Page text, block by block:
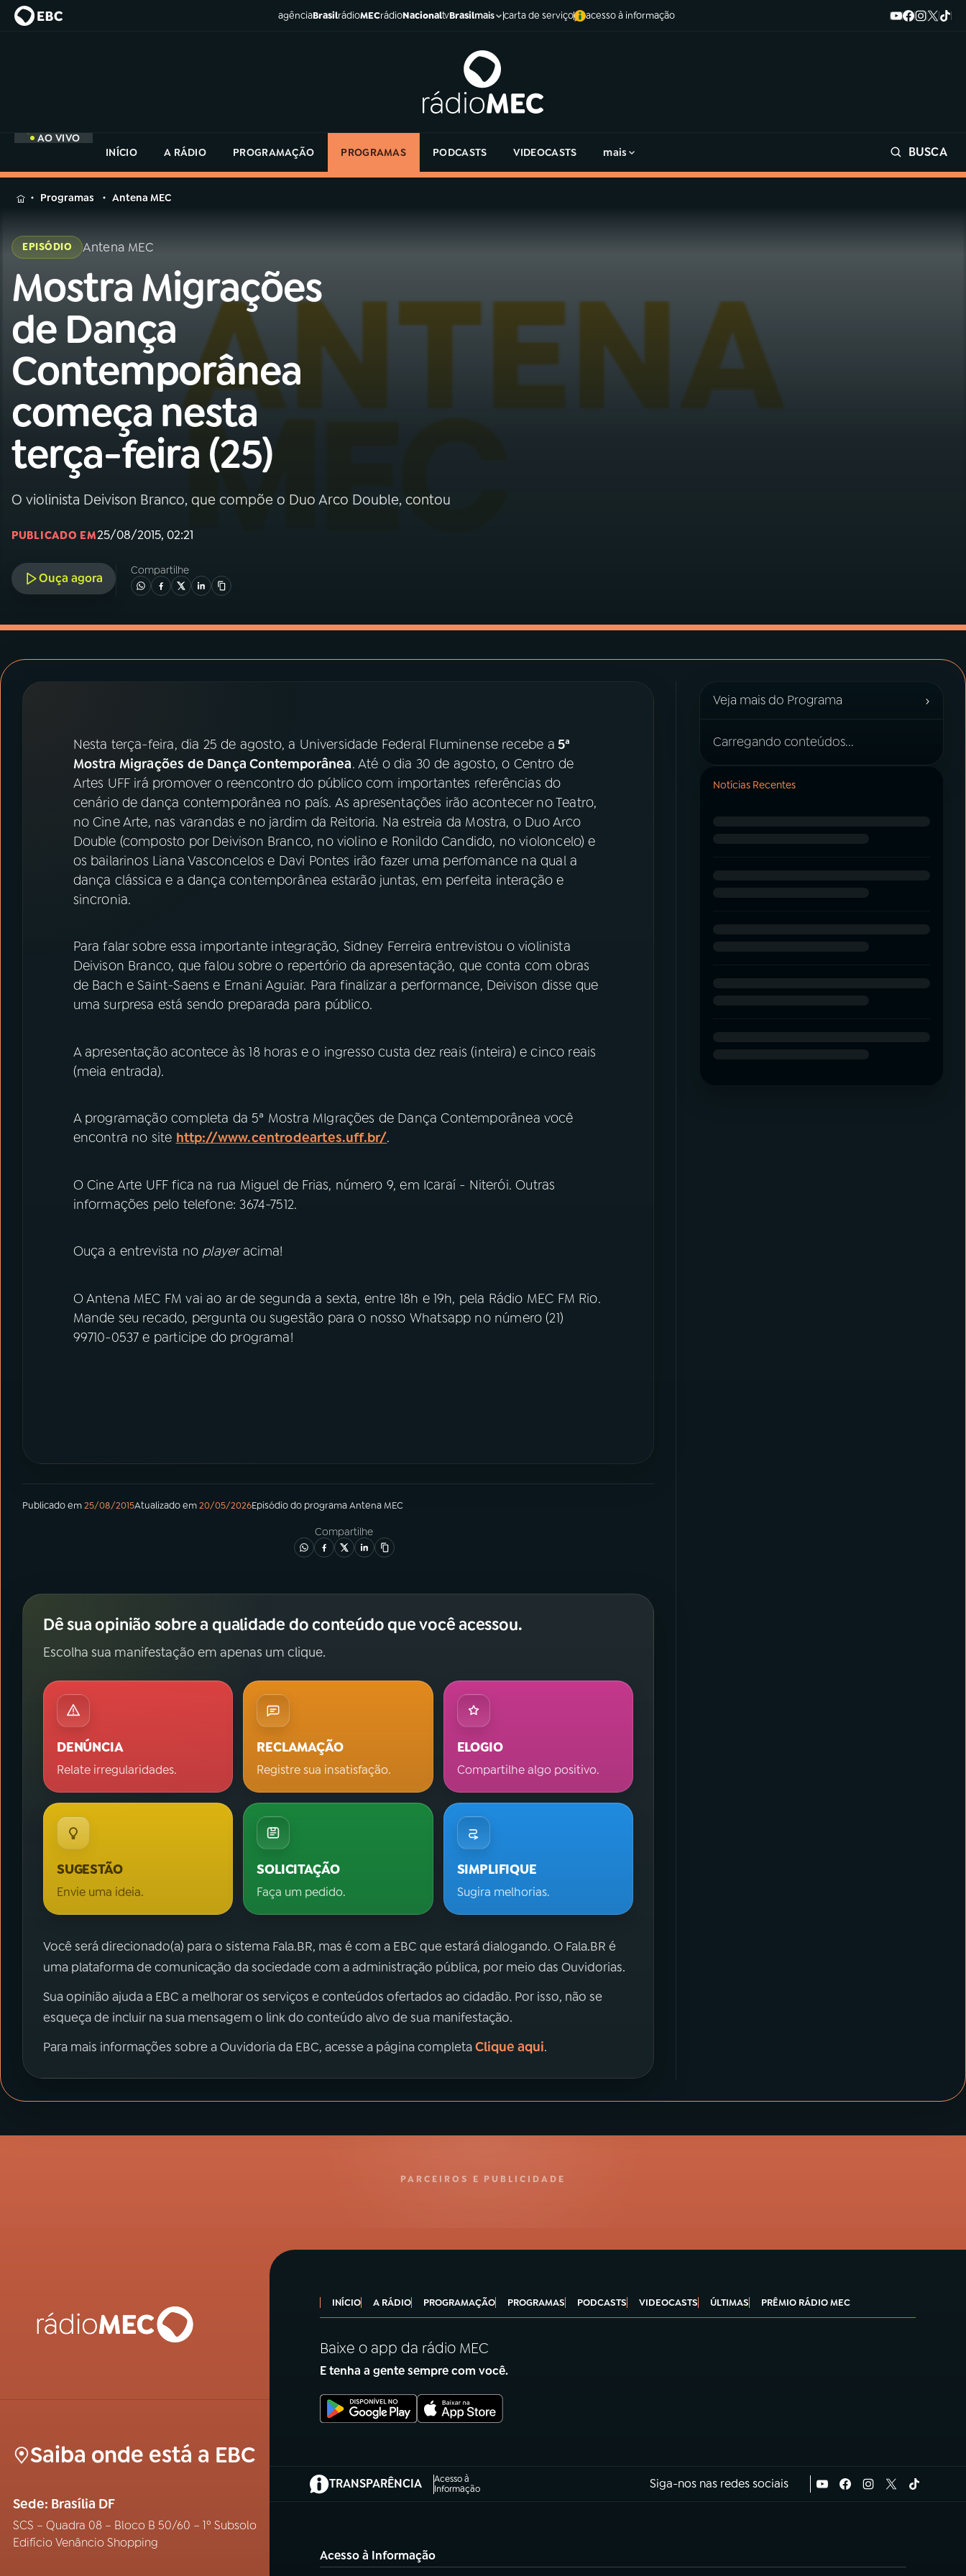
agênciaBrasilrádioMECrádioNacionaltvBrasilmais carta de serviço acesso à informação
AO VIVO
INÍCIO
A RÁDIO PROGRAMAÇÃO PROGRAMAS PODCASTS VIDEOCASTS mais BUSCA
MENU
Buscar
na
Rádio
MEC
Início AO VIVO
01INÍCIO
02 A RÁDIO
03PROGRAMAÇÃO
04 PROGRAMAS
ACOMPANHE A RÁDIO MEC
YouTube
na
Rádio
Programas Antena MEC
EPISÓDIO Antena MEC
Mostra Migrações
de Dança
Contemporânea
começa nesta
terça-feira (25)
O violinista Deivison Branco, que compõe o Duo Arco Double, contou
PUBLICADO EM25/08/2015, 02:21
Ouça agora
Compartilhe
Nesta terça-feira, dia 25 de agosto, a Universidade Federal Fluminense recebe a 5ª
Mostra Migrações de Dança Contemporânea. Até o dia 30 de agosto, o Centro de
Artes UFF irá promover o reencontro do público com importantes referências do
cenário de dança contemporânea no país. As apresentações irão acontecer no Teatro,
no Cine Arte, nas varandas e no jardim da Reitoria. Na estreia da Mostra, o Duo Arco
Double (composto por Deivison Branco, no violino e Ronildo Candido, no violoncelo) e
os bailarinos Liana Vasconcelos e Davi Pontes irão fazer uma perfomance na qual a
dança clássica e a dança contemporânea estarão juntas, em perfeita interação e
sincronia.
Para falar sobre essa importante integração, Sidney Ferreira entrevistou o violinista
Deivison Branco, que falou sobre o repertório da apresentação, que conta com obras
de Bach e Saint-Saens e Ernani Aguiar. Para finalizar a performance, Deivison disse que
uma surpresa está sendo preparada para público.
A apresentação acontece às 18 horas e o ingresso custa dez reais (inteira) e cinco reais
(meia entrada).
A programação completa da 5ª Mostra MIgrações de Dança Contemporânea você
encontra no site http://www.centrodeartes.uff.br/.
O Cine Arte UFF fica na rua Miguel de Frias, número 9, em Icaraí - Niterói. Outras
informações pelo telefone: 3674-7512.
Ouça a entrevista no playeracima!
O Antena MEC FM vai ao ar de segunda a sexta, entre 18h e 19h, pela Rádio MEC FM Rio.
Mande seu recado, pergunta ou sugestão para o nosso Whatsapp no número (21)
99710-0537 e participe do programa!
Publicado em25/08/2015Atualizado em20/05/2026Episódiodo programaAntena MEC
Compartilhe
Dê sua opinião sobre a qualidade do conteúdo que você acessou.
Escolha sua manifestação em apenas um clique.
DENÚNCIA
Relate irregularidades.
RECLAMAÇÃO
Registre sua insatisfação.
ELOGIO
Compartilhe algo positivo.
SUGESTÃO
Envie uma ideia.
SOLICITAÇÃO
Faça um pedido.
SIMPLIFIQUE
Sugira melhorias.
Você será direcionado(a) para o sistema Fala.BR, mas é com a EBC que estará dialogando. O Fala.BR é
uma plataforma de comunicação da sociedade com a administração pública, por meio das Ouvidorias.
Sua opinião ajuda a EBC a melhorar os serviços e conteúdos ofertados ao cidadão. Por isso, não se
esqueça de incluir na sua mensagem o link do conteúdo alvo de sua manifestação.
Para mais informações sobre a Ouvidoria da EBC, acesse a página completaClique aqui.
Veja mais do Programa ›
Carregando conteúdos...
Notícias Recentes
PARCEIROS E PUBLICIDADE
Saiba onde está a EBC
Sede: Brasília DF
SCS – Quadra 08 – Bloco B 50/60 – 1º Subsolo
Edifício Venâncio Shopping
INÍCIO A RÁDIO PROGRAMAÇÃO PROGRAMAS PODCASTS VIDEOCASTS ÚLTIMAS PRÊMIO RÁDIO MEC
Baixe o app da rádio MEC
E tenha a gente sempre com você.
TRANSPARÊNCIA
Acesso à
Informação
(abre em nova aba) Siga-nos nas redes sociais
Acesso à Informação